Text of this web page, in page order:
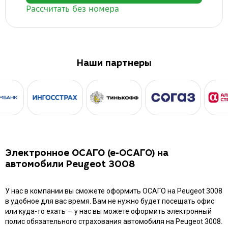
Наши партнеры
Электронное ОСАГО (е-ОСАГО) на
автомобили Peugeot 3008
У нас в компании вы сможете оформить ОСАГО на Peugeot 3008
в удобное для вас время. Вам не нужно будет посещать офис
или куда-то ехать — у нас вы можете оформить электронный
полис обязательного страхования автомобиля на Peugeot 3008.